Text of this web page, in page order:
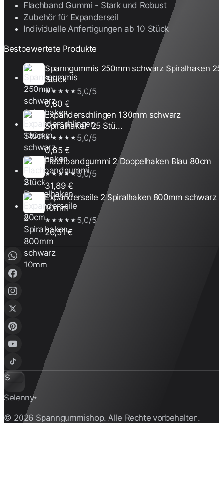
Flachband Gummi - Stark und Robust
Zubehör für Expanderseil
Individuelle Anfertigungen ab 10 Stück
Bestbewertete Produkte
Spanngummis 250mm schwarz Spiralhaken
Stück
★★★★★ 5,0/5
0,80 €
Expanderschlingen 130mm schwarz
Spiralhaken 25 Stü...
★★★★★ 5,0/5
0,65 €
Flachbandgummi 2 Doppelhaken Blau 80cm
★★★★★5,0/5
31,89 €
Expanderseile 2 Spiralhaken 800mm schwarz
10mm
★★★★★ 5,0/5
26,51 €
S
Selenny®
© 2026 Spanngummishop. Alle Rechte vorbehalten.